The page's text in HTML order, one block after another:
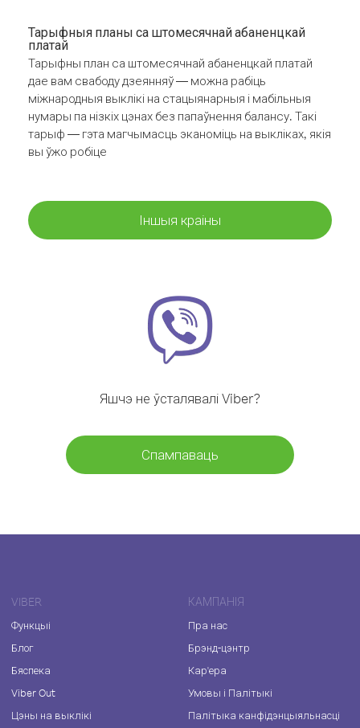
Тарыфныя планы са штомесячнай абаненцкай
платай
Тарыфны план са штомесячнай абаненцкай платай
дае вам свабоду дзеянняў — можна рабіць
міжнародныя выклікі на стацыянарныя і мабільныя
нумары па нізкіх цэнах без папаўнення балансу. Такі
тарыф — гэта магчымасць эканоміць на выкліках, якія
вы ўжо робіце
Іншыя краіны
Яшчэ не ўсталявалі Viber?
Спампаваць
VIBER
Функцыі
Блог
Бяспека
Viber Out
Цэны на выклікі
КАМПАНІЯ
Пра нас
Брэнд-цэнтр
Кар'ера
Умовы і Палітыкі
Палітыка канфідэнцыяльнасці